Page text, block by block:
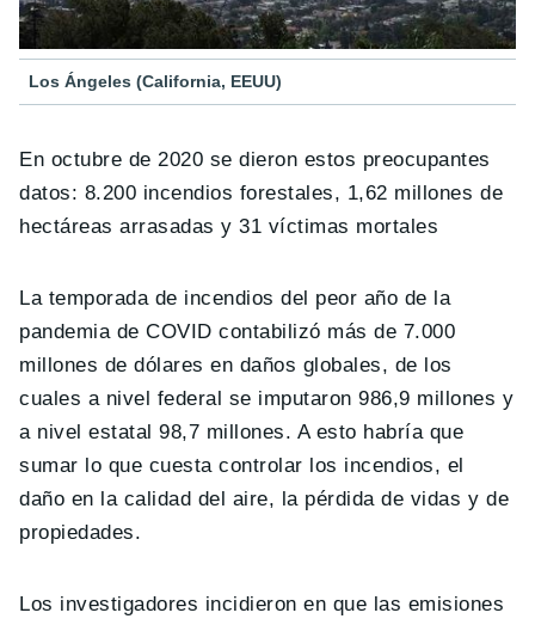
Los Ángeles (California, EEUU)
En octubre de 2020 se dieron estos preocupantes
datos: 8.200 incendios forestales, 1,62 millones de
hectáreas arrasadas y 31 víctimas mortales
La temporada de incendios del peor año de la
pandemia de COVID contabilizó más de 7.000
millones de dólares en daños globales, de los
cuales a nivel federal se imputaron 986,9 millones y
a nivel estatal 98,7 millones. A esto habría que
sumar lo que cuesta controlar los incendios, el
daño en la calidad del aire, la pérdida de vidas y de
propiedades.
Los investigadores incidieron en que las emisiones